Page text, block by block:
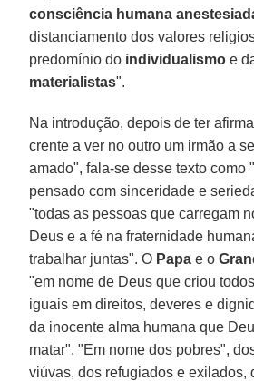
consciência humana
distanciamento dos valores
predomínio do individualismo e
materialistas".
Na introdução, depois de ter
crente a ver no outro um irmão a
amado", fala-se desse texto como
pensado com sinceridade e
"todas as pessoas que carregam
Deus e a fé na fraternidade
trabalhar juntas". O Papa e o
"em nome de Deus que criou
iguais em direitos, deveres e
da inocente alma humana que
matar". "Em nome dos pobres",
viúvas, dos refugiados e exilados,